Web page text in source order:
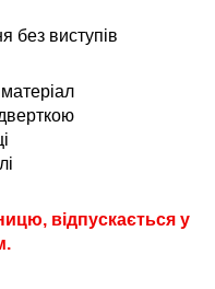
без виступів
відпускається у